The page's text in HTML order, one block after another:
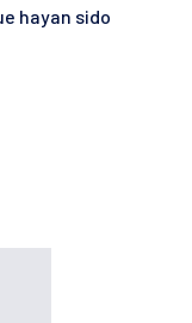
hayan sido